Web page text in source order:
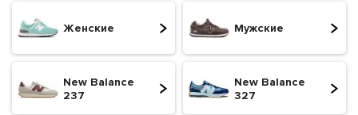
Женские Мужские
New Balance
237
New Balance
327